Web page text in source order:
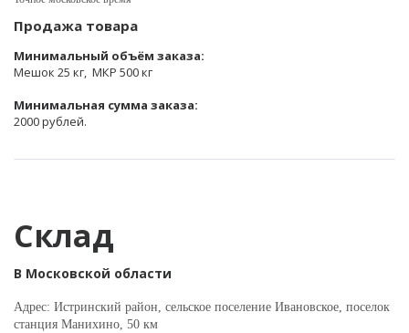
Продажа товара
Минимальный объём заказа:
Мешок 25 кг, МКР 500 кг
Минимальная сумма заказа:
2000 рублей.
Склад
В Московской области
Адрес: Истринский район, сельское поселение Ивановское, поселок
станция Манихино, 50 км